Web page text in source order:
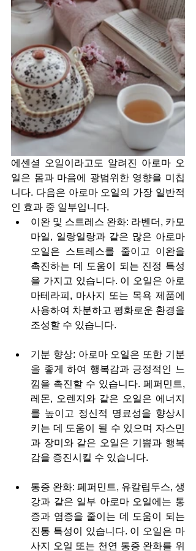
에센셜 오일이라고도 알려진 아로마 오
일은 몸과 마음에 광범위한 영향을 미칩
니다. 다음은 아로마 오일의 가장 일반적
인 효과 중 일부입니다.
이완 및 스트레스 완화: 라벤더, 카모
마일, 일랑일랑과 같은 많은 아로마
오일은 스트레스를 줄이고 이완을
촉진하는 데 도움이 되는 진정 특성
을 가지고 있습니다. 이 오일은 아로
마테라피, 마사지 또는 목욕 제품에
사용하여 차분하고 평화로운 환경을
조성할 수 있습니다.
기분 향상: 아로마 오일은 또한 기분
을 좋게 하여 행복감과 긍정적인 느
낌을 촉진할 수 있습니다. 페퍼민트,
레몬, 오렌지와 같은 오일은 에너지
를 높이고 정신적 명료성을 향상시
키는 데 도움이 될 수 있으며 자스민
과 장미와 같은 오일은 기쁨과 행복
감을 증진시킬 수 있습니다.
통증 완화: 페퍼민트, 유칼립투스, 생
강과 같은 일부 아로마 오일에는 통
증과 염증을 줄이는 데 도움이 되는
진통 특성이 있습니다. 이 오일은 마
사지 오일 또는 천연 통증 완화를 위